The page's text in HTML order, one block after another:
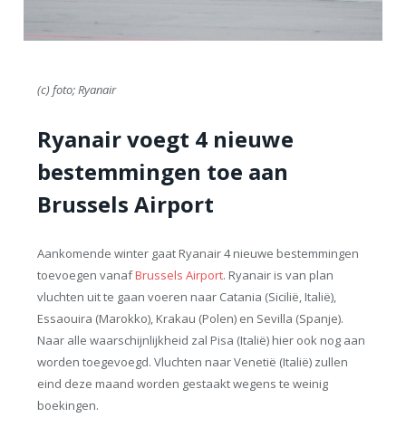
(c) foto; Ryanair
Ryanair voegt 4 nieuwe
bestemmingen toe aan
Brussels Airport
Aankomende winter gaat Ryanair 4 nieuwe bestemmingen
toevoegen vanafBrussels Airport. Ryanair is van plan
vluchten uit te gaan voeren naar Catania (Sicilië, Italië),
Essaouira (Marokko), Krakau (Polen) en Sevilla (Spanje).
Naar alle waarschijnlijkheid zal Pisa (Italië) hier ook nog aan
worden toegevoegd. Vluchten naar Venetië (Italië) zullen
eind deze maand worden gestaakt wegens te weinig
boekingen.